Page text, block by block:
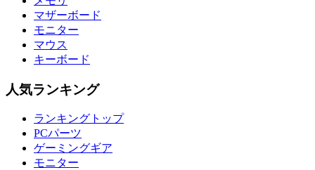
マザーボード
モニター
マウス
キーボード
人気ランキング
ランキングトップ
PCパーツ
ゲーミングギア
モニター